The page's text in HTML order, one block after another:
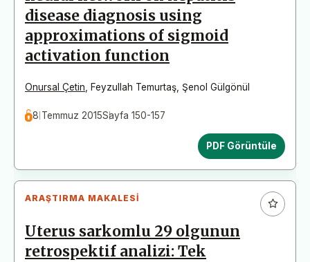
disease diagnosis using
approximations of sigmoid
activation function
Onursal Çetin Feyzullah Temurtaş Şenol Gülgönül
8 Temmuz 2015Sayfa 150-157
PDF Görüntüle
ARAŞTIRMA MAKALESI
Uterus sarkomlu 29 olgunun
retrospektif analizi: Tek